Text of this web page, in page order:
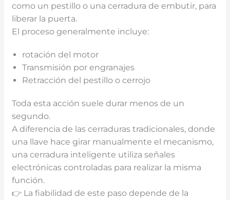
como un pestillo o una cerradura de embutir, para
liberar la puerta.
El proceso generalmente incluye:
rotación del motor
Transmisión por engranajes
Retracción del pestillo o cerrojo
Toda esta acción suele durar menos de un
segundo.
A diferencia de las cerraduras tradicionales, donde
una llave hace girar manualmente el mecanismo,
una cerradura inteligente utiliza señales
electrónicas controladas para realizar la misma
función.
👉 La fiabilidad de este paso depende de la